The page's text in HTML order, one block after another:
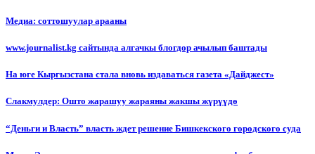
Медиа: соттошуулар арааны
www.journalist.kg сайтында алгачкы блогдор ачылып баштады
На юге Кыргызстана стала вновь издаваться газета «Дайджест»
Слакмулдер: Ошто жарашуу жараяны жакшы жүрүүдө
“Деньги и Власть” власть ждет решение Бишкекского городского суда